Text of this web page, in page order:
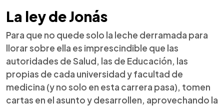
La ley de Jonás
Para que no quede solo la leche derramada para
llorar sobre ella es imprescindible que las
autoridades de Salud, las de Educación, las
propias de cada universidad y facultad de
medicina (y no solo en esta carrera pasa), tomen
cartas en el asunto y desarrollen, aprovechando la